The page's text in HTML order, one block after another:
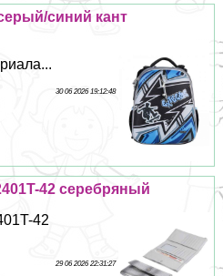
синий кант
30 06 2026 19:12:48
42 серебряный
42
29 06 2026 22:31:27